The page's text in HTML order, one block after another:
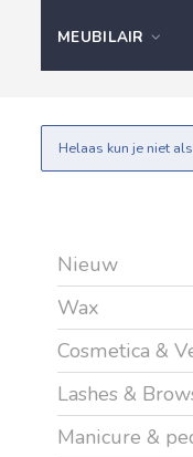
MEUBILAIR
Helaas kun je niet
Nieuw
Wax
Cosmetica &
Lashes &
Manicure &